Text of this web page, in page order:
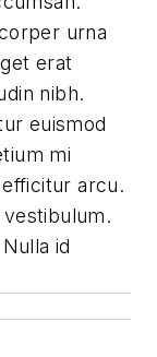
urna
erat
nibh.
euismod
mi
arcu.
id